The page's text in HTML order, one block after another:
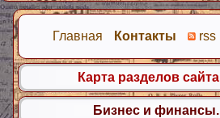
Главная Контакты rss
Карта разделов сайта
Бизнес и финансы.